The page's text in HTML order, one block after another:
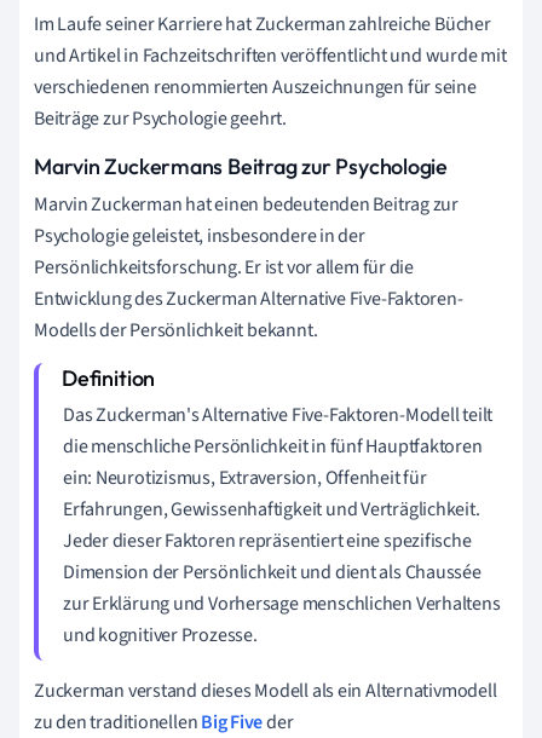
Im Laufe seiner Karriere hat Zuckerman zahlreiche Bücher
und Artikel in Fachzeitschriften veröffentlicht und wurde mit
verschiedenen renommierten Auszeichnungen für seine
Beiträge zur Psychologie geehrt.
Marvin Zuckermans Beitrag zur Psychologie
Marvin Zuckerman hat einen bedeutenden Beitrag zur
Psychologie geleistet, insbesondere in der
Persönlichkeitsforschung. Er ist vor allem für die
Entwicklung des Zuckerman Alternative Five-Faktoren-
Modells der Persönlichkeit bekannt.
Das Zuckerman's Alternative Five-Faktoren-Modell teilt
die menschliche Persönlichkeit in fünf Hauptfaktoren
ein: Neurotizismus, Extraversion, Offenheit für
Erfahrungen, Gewissenhaftigkeit und Verträglichkeit.
Jeder dieser Faktoren repräsentiert eine spezifische
Dimension der Persönlichkeit und dient als Chaussée
zur Erklärung und Vorhersage menschlichen Verhaltens
und kognitiver Prozesse.
Zuckerman verstand dieses Modell als ein Alternativmodell
zu den traditionellenBig Fiveder